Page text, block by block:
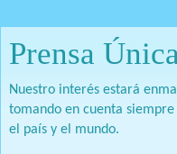
Prensa
Nuestro interés estará
tomando en cuenta
el país y el mundo.